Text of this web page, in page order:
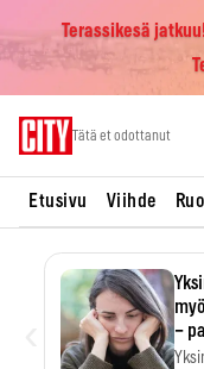
Terassikesä
Tätä et odottanut
Etusivu Viihde
–